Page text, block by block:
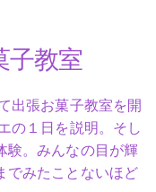
子教室
出張お菓子教室を開
の１日を説明。そし
験。みんなの目が輝
でみたことないほど